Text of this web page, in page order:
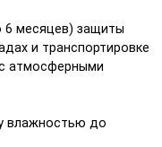
6 месяцев) защиты
и транспортировке
атмосферными
влажностью до